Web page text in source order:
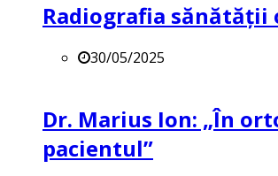
Radiografia sănătății
30/05/2025
Dr. Marius Ion: „În
pacientul”